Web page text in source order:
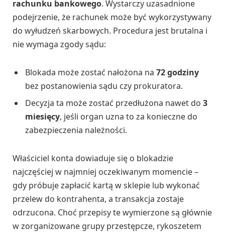
rachunku bankowego. Wystarczy uzasadnione
podejrzenie, że rachunek może być wykorzystywany
do wyłudzeń skarbowych. Procedura jest brutalna i
nie wymaga zgody sądu:
Blokada może zostać nałożona na 72 godziny
bez postanowienia sądu czy prokuratora.
Decyzja ta może zostać przedłużona nawet do 3
miesięcy, jeśli organ uzna to za konieczne do
zabezpieczenia należności.
Właściciel konta dowiaduje się o blokadzie
najczęściej w najmniej oczekiwanym momencie –
gdy próbuje zapłacić kartą w sklepie lub wykonać
przelew do kontrahenta, a transakcja zostaje
odrzucona. Choć przepisy te wymierzone są głównie
w zorganizowane grupy przestępcze, rykoszetem